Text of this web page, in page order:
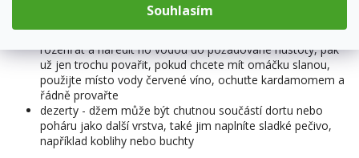
Souhlasím
pečivo - džem chutná skvěle namazaný na čerstvém pečivu
omáčky - pro sladkou variantu omáčky stačí džem v hrnci
rozehřát a naředit ho vodou do požadované hustoty, pak
už jen trochu povařit, pokud chcete mít omáčku slanou,
použijte místo vody červené víno, ochuťte kardamomem a
řádně provařte
dezerty - džem může být chutnou součástí dortu nebo
poháru jako další vrstva, také jim naplníte sladké pečivo,
například koblihy nebo buchty